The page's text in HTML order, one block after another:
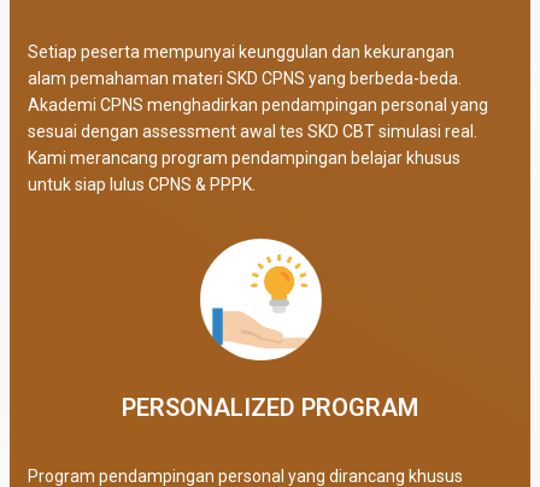
Setiap peserta mempunyai keunggulan dan kekurangan
alam pemahaman materi SKD CPNS yang berbeda-beda.
Akademi CPNS menghadirkan pendampingan personal yang
sesuai dengan assessment awal tes SKD CBT simulasi real.
Kami merancang program pendampingan belajar khusus
untuk siap lulus CPNS & PPPK.
PERSONALIZED PROGRAM​
Program pendampingan personal yang dirancang khusus